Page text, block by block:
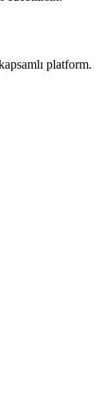
platform.